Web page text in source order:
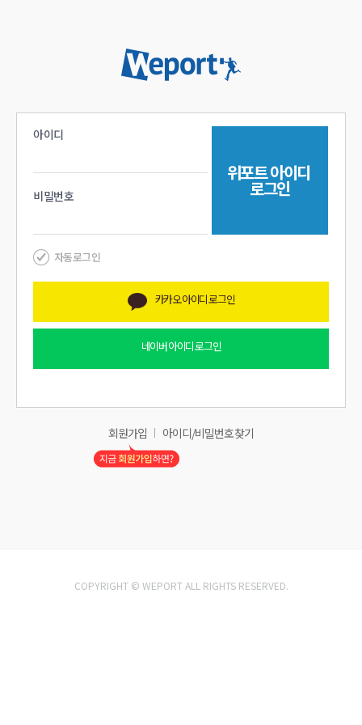
아이디
비밀번호
위포트아이디
로그인
자동로그인
카카오아이디 로그인
네이버아이디 로그인
회원가입 아이디/비밀번호 찾기
COPYRIGHT © WEPORT ALL RIGHTS RESERVED.